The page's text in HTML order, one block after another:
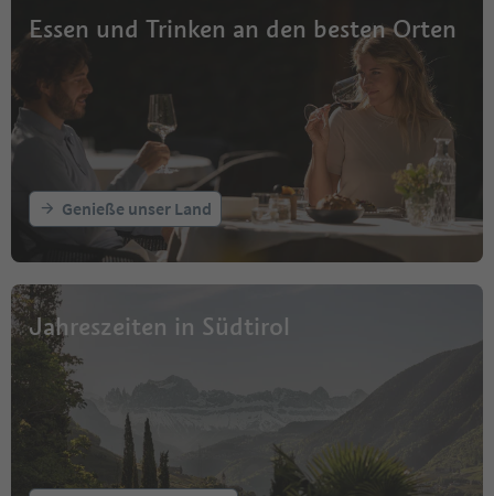
Essen und Trinken an den besten Orten
Genieße unser Land
Jahreszeiten in Südtirol